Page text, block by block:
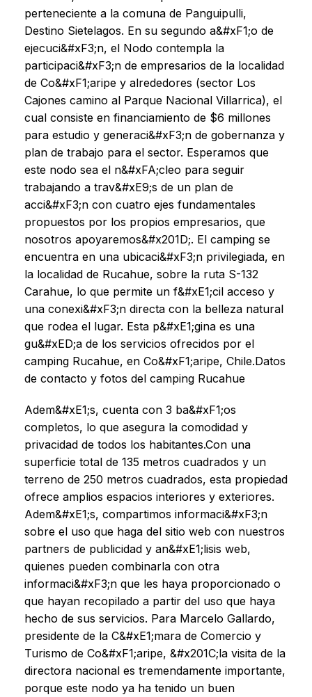
perteneciente a la comuna de Panguipulli,
Destino Sietelagos. En su segundo a&#xF1;o de
ejecuci&#xF3;n, el Nodo contempla la
participaci&#xF3;n de empresarios de la localidad
de Co&#xF1;aripe y alrededores (sector Los
Cajones camino al Parque Nacional Villarrica), el
cual consiste en financiamiento de $6 millones
para estudio y generaci&#xF3;n de gobernanza y
plan de trabajo para el sector. Esperamos que
este nodo sea el n&#xFA;cleo para seguir
trabajando a trav&#xE9;s de un plan de
acci&#xF3;n con cuatro ejes fundamentales
propuestos por los propios empresarios, que
nosotros apoyaremos&#x201D;. El camping se
encuentra en una ubicaci&#xF3;n privilegiada, en
la localidad de Rucahue, sobre la ruta S-132
Carahue, lo que permite un f&#xE1;cil acceso y
una conexi&#xF3;n directa con la belleza natural
que rodea el lugar. Esta p&#xE1;gina es una
gu&#xED;a de los servicios ofrecidos por el
camping Rucahue, en Co&#xF1;aripe, Chile.Datos
de contacto y fotos del camping Rucahue
Adem&#xE1;s, cuenta con 3 ba&#xF1;os
completos, lo que asegura la comodidad y
privacidad de todos los habitantes.Con una
superficie total de 135 metros cuadrados y un
terreno de 250 metros cuadrados, esta propiedad
ofrece amplios espacios interiores y exteriores.
Adem&#xE1;s, compartimos informaci&#xF3;n
sobre el uso que haga del sitio web con nuestros
partners de publicidad y an&#xE1;lisis web,
quienes pueden combinarla con otra
informaci&#xF3;n que les haya proporcionado o
que hayan recopilado a partir del uso que haya
hecho de sus servicios. Para Marcelo Gallardo,
presidente de la C&#xE1;mara de Comercio y
Turismo de Co&#xF1;aripe, &#x201C;la visita de la
directora nacional es tremendamente importante,
porque este nodo ya ha tenido un buen